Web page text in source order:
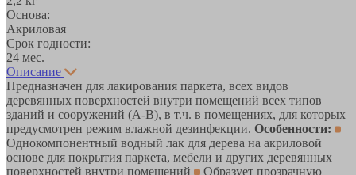
Основа:
Акриловая
Срок годности:
24 мес.
Описание
Предназначен для лакирования паркета, всех видов
деревянных поверхностей внутри помещений всех типов
зданий и сооружений (А-В), в т.ч. в помещениях, для которых
предусмотрен режим влажной дезинфекции. Особенности:
Однокомпонентный водный лак для дерева на акриловой
основе для покрытия паркета, мебели и других деревянных
поверхностей внутри помещений
Образует прозрачную